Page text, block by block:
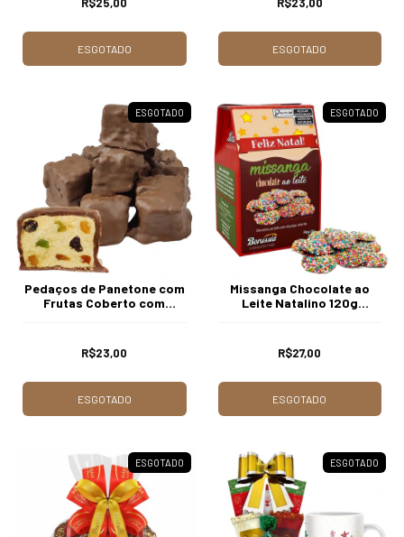
R$25,00
ESGOTADO
R$23,00
ESGOTADO
ESGOTADO
Pedaços de Panetone com
Frutas Coberto com
R$23,00
ESGOTADO
ESGOTADO
Missanga Chocolate ao
Leite Natalino 120g
R$27,00
ESGOTADO
ESGOTADO ESGOTADO